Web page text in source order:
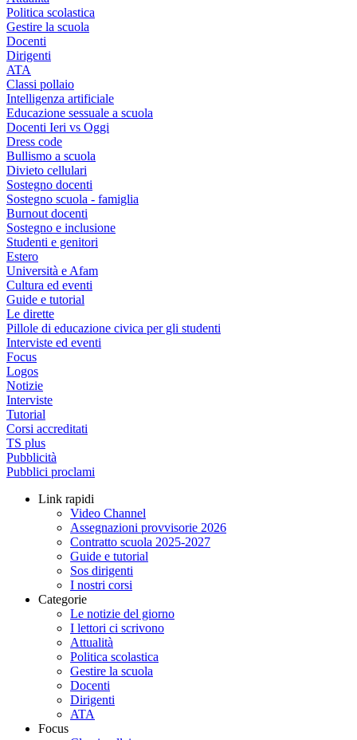
Politica scolastica
Gestire la scuola
Docenti
Dirigenti
ATA
Classi pollaio
Intelligenza artificiale
Educazione sessuale a scuola
Docenti Ieri vs Oggi
Dress code
Bullismo a scuola
Divieto cellulari
Sostegno docenti
Sostegno scuola - famiglia
Burnout docenti
Sostegno e inclusione
Studenti e genitori
Estero
Università e Afam
Cultura ed eventi
Guide e tutorial
Le dirette
Pillole di educazione civica per gli studenti
Interviste ed eventi
Focus
Logos
Notizie
Interviste
Tutorial
Corsi accreditati
TS plus
Pubblicità
Pubblici proclami
Link rapidi
Video Channel
Assegnazioni provvisorie 2026
Contratto scuola 2025-2027
Guide e tutorial
Sos dirigenti
I nostri corsi
Categorie
Le notizie del giorno
I lettori ci scrivono
Attualità
Politica scolastica
Gestire la scuola
Docenti
Dirigenti
ATA
Focus